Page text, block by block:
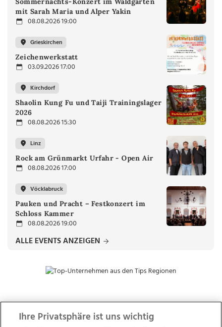
mit Sarah Maria und Alper Yakin
08.08.2026 19:00
Grieskirchen
Zeichenwerkstatt
03.09.2026 17:00
Kirchdorf
Shaolin Kung Fu und Taiji Trainingslager
2026
08.08.2026 15:30
Linz
Rock am Grünmarkt Urfahr - Open Air
08.08.2026 17:00
Vöcklabruck
Pauken und Pracht – Festkonzert im
Schloss Kammer
08.08.2026 19:00
ALLE EVENTS ANZEIGEN
ZUR NACHRICHTENÜBERSICHT
Ihre Privatsphäre ist uns wichtig